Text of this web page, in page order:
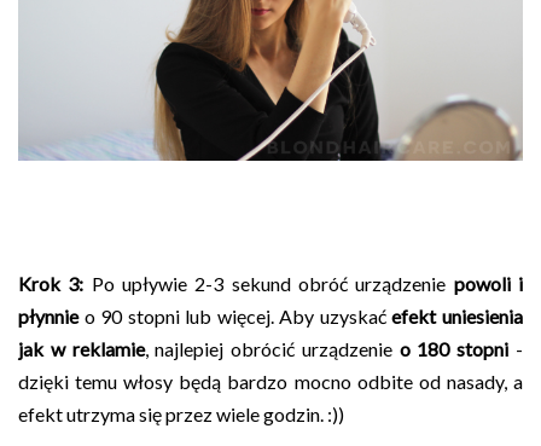
Krok 3: Po upływie 2-3 sekund obróć urządzenie powoli i
płynnieo 90 stopni lub więcej. Aby uzyskaćefekt uniesienia
jak w reklamie, najlepiej obrócić urządzenie o 180 stopni -
dzięki temu włosy będą bardzo mocno odbite od nasady, a
efekt utrzyma się przez wiele godzin. :))